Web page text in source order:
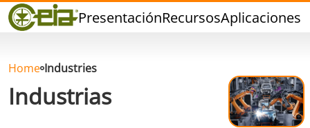
PresentaciónRecursosAplicaciones
Calidad
Eventos
FAQ
Home Industries
Industrias